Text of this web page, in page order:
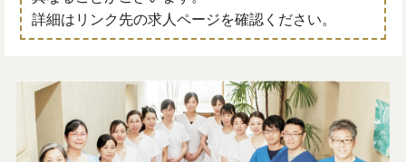
詳細はリンク先の求人ページを確認ください。